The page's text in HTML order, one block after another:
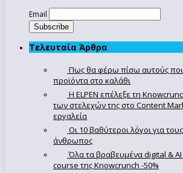
Email
Τελευταία Άρθρα
Πως θα φέρω πίσω αυτούς
προϊόντα στο καλάθι
Η ELPEN επέλεξε τη
των στελεχών της στο Content
εργαλεία
Οι 10 βαθύτεροι λόγοι για
άνθρωπος
Όλα τα βραβευμένα digital &
course της Knowcrunch -50%